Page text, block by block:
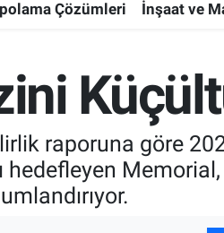
Çözümleri İnşaat ve
raporuna göre
hedefleyen